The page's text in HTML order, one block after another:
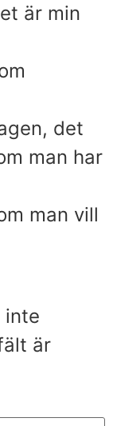
är min
det
man har
man vill
inte
är